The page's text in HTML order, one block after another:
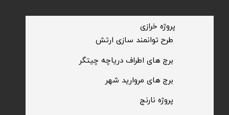
​طرح توانمند سازی ارتش
​پروژه خرازی
​پروژه نارنج
​برج های اطراف دریاچه چیتگر
​برج های مروارید شهر